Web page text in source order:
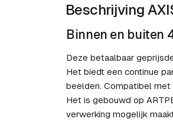
Beschrijving
Binnen en buiten
Deze betaalbaar
Het biedt een continue
beelden. Compatibel met
Het is gebouwd op
verwerking mogelijk